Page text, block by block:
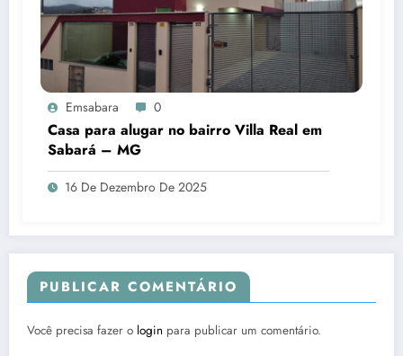
Emsabara 0
Casa para alugar no bairro Villa Real em
Sabará – MG
16 De Dezembro De 2025
PUBLICAR COMENTÁRIO
Você precisa fazer o login para publicar um comentário.